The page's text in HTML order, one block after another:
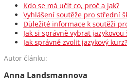
Kdo se má učit co, proč a jak?
Vyhlášení soutěže pro střední
Důležité informace k soutěži
Jak si správně vybrat jazykovou
Jak správně zvolit jazykový kurz?
Autor článku:
Anna Landsmannova